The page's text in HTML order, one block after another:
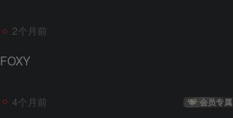
2个月前
FOXY
4个月前 会员专属